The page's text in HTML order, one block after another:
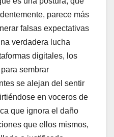
parece más
falsas expectativas
verdadera lucha
digitales, los
sembrar
se alejan del sentir
en voceros de
que ignora el daño
que ellos mismos,